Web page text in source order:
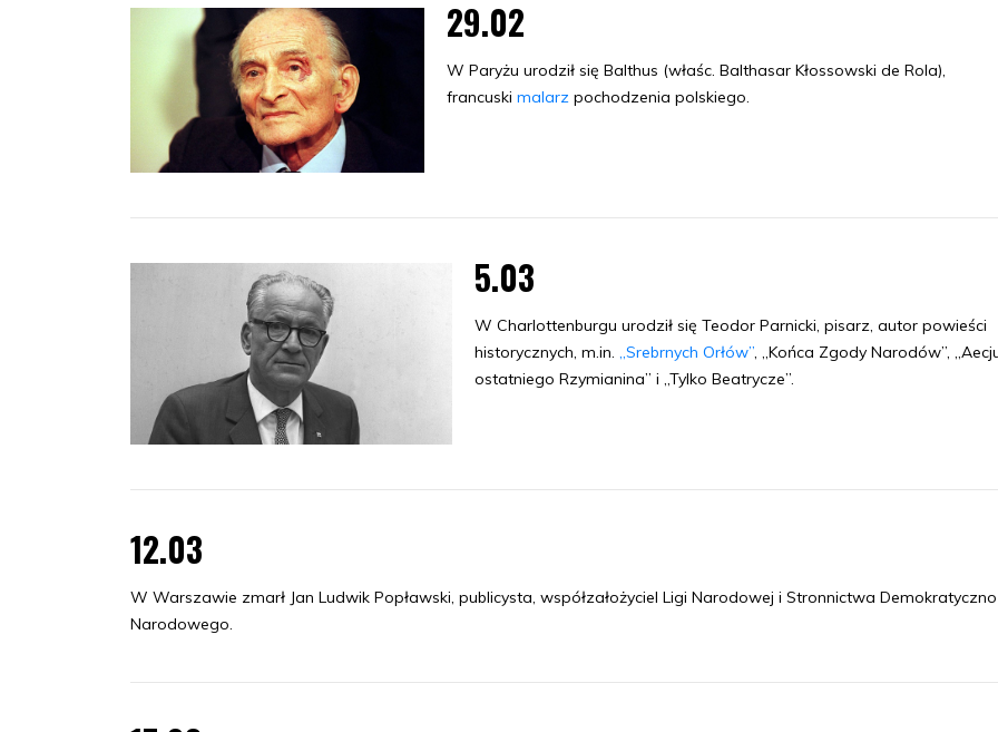
29.02
W Paryżu urodził się Balthus (właśc. Balthasar Kłossowski de Rola),
francuski malarz pochodzenia polskiego.
5.03
W Charlottenburgu urodził się Teodor Parnicki, pisarz, autor powieści
historycznych, m.in. „Srebrnych Orłów”, „Końca Zgody Narodów”,
ostatniego Rzymianina” i „Tylko Beatrycze”.
12.03
W Warszawie zmarł Jan Ludwik Popławski, publicysta, współzałożyciel Ligi Narodowej i Stronnictwa
Narodowego.